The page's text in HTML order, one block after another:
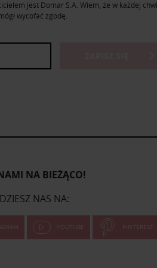
jest Domar S.A. Wiem, że w każdej
wycofać zgodę.
NA BIEŻĄCO!
NAS NA:
YOUTUBE PINTEREST